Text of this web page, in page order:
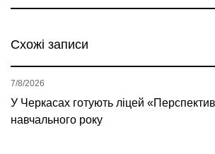
Схожі записи
У Черкасах готують ліцей
навчального року
7/8/2026